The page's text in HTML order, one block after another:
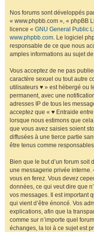
Nos forums sont développés
« www.phpbb.com », « phpBB
licence « GNU General Public
www.phpbb.com . Le logiciel
responsable de ce que nous
amples informations au sujet
Vous acceptez de ne pas
caractère sexuel ou tout autre
utilisateurs ♥ » est hébergé ou
permanent, avec une
adresses IP de tous les
acceptez que « ♥ Entraide
lorsque nous estimons que
que vous avez saisies soient
diffusées à une tierce partie
être tenus comme
Bien que le but d’un forum soit
une messagerie privée interne.
vous en ferez. Vous devez
données, ce qui veut dire que
vos messages. Il est important
qui vient d’être énoncé. Vos
explications, afin que la
comme sur n’importe quel
échanges, la loi à ce sujet est